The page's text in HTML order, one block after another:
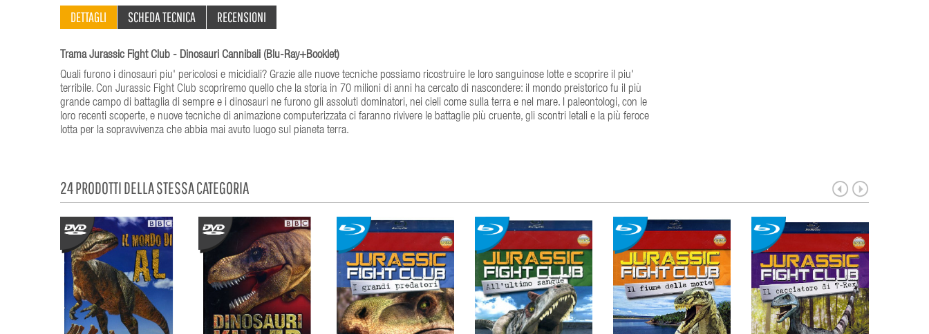
DETTAGLI SCHEDA TECNICA RECENSIONI
Trama Jurassic Fight Club - Dinosauri Cannibali (Blu-Ray+Booklet)
Quali furono i dinosauri piu' pericolosi e micidiali? Grazie alle nuove tecniche possiamo ricostruire le loro sanguinose lotte e scoprire il piu'
terribile. Con Jurassic Fight Club scopriremo quello che la storia in 70 milioni di anni ha cercato di nascondere: il mondo preistorico fu il più
grande campo di battaglia di sempre e i dinosauri ne furono gli assoluti dominatori, nei cieli come sulla terra e nel mare. I paleontologi, con le
loro recenti scoperte, e nuove tecniche di animazione computerizzata ci faranno rivivere le battaglie più cruente, gli scontri letali e la più feroce
lotta per la sopravvivenza che abbia mai avuto luogo sul pianeta terra.
24 PRODOTTI DELLA STESSA CATEGORIA